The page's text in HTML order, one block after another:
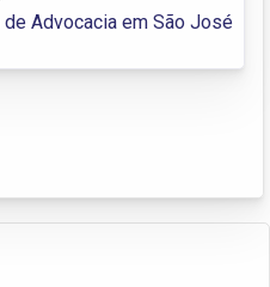
Advocacia em São José